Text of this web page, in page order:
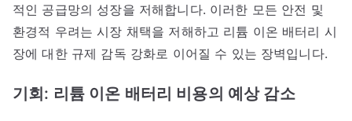
적인 공급망의 성장을 저해합니다. 이러한 모든 안전 및
환경적 우려는 시장 채택을 저해하고 리튬 이온 배터리 시
장에 대한 규제 감독 강화로 이어질 수 있는 장벽입니다.
기회: 리튬 이온 배터리 비용의 예상 감소